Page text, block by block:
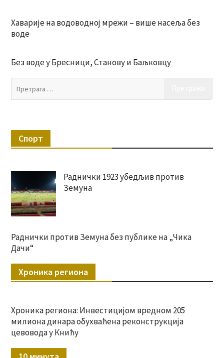
Хаварије на водоводној мрежи – више насеља без
воде
Без воде у Бресници, Станову и Баљковцу
Спорт
Раднички 1923 убедљив против
Земуна
Раднички против Земуна без публике на „Чика
Дачи“
Хроника региона
Хроника региона: Инвестицијом вредном 205
милиона динара обухваћена реконструкција
цевовода у Книћу